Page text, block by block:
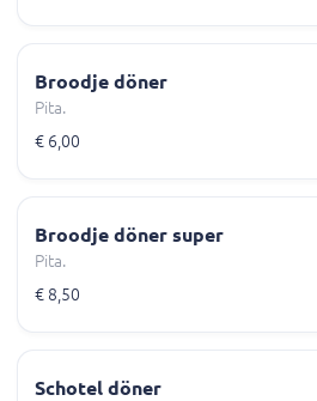
Broodje döner
Pita.
€ 6,00
Broodje döner super
Pita.
€ 8,50
Schotel döner